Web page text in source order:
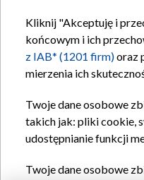
Kliknij "Akceptuję i
końcowym i ich
z IAB* (1201 firm)oraz
mierzenia ich
Twoje dane osobowe
takich jak: pliki cookie,
udostępnianie funkcji
Twoje dane osobowe